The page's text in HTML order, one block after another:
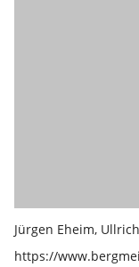
Jürgen Eheim,
https://